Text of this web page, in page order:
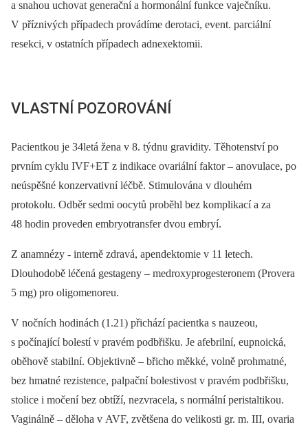
a snahou uchovat generační a hormonální funkce vaječníku.
V příznivých případech provádíme derotaci, event. parciální
resekci, v ostatních případech adnexektomii.
VLASTNÍ POZOROVÁNÍ
Pacientkou je 34letá žena v 8. týdnu gravidity. Těhotenství po
prvním cyklu IVF+ET z indikace ovariální faktor –⁠ anovulace, po
neúspěšné konzervativní léčbě. Stimulována v dlouhém
protokolu. Odběr sedmi oocytů proběhl bez komplikací a za
48 hodin proveden embryotransfer dvou embryí.
Z anamnézy -⁠ interně zdravá, apendektomie v 11 letech.
Dlouhodobě léčená gestageny –⁠ medroxyprogesteronem (Provera
5 mg) pro oligomenoreu.
V nočních hodinách (1.21) přichází pacientka s nauzeou,
s počínající bolestí v pravém podbřišku. Je afebrilní, eupnoická,
oběhově stabilní. Objektivně –⁠ břicho měkké, volně prohmatné,
bez hmatné rezistence, palpační bolestivost v pravém podbřišku,
stolice i močení bez obtíží, nezvracela, s normální peristaltikou.
Vaginálně –⁠ děloha v AVF, zvětšena do velikosti gr. m. III, ovaria